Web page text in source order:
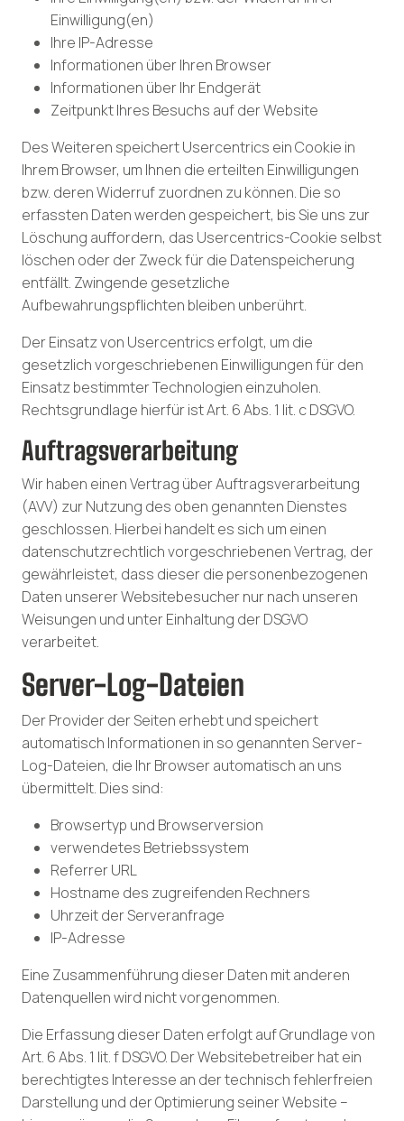
Einwilligung(en)
Ihre IP-Adresse
Informationen über Ihren Browser
Informationen über Ihr Endgerät
Zeitpunkt Ihres Besuchs auf der Website
Des Weiteren speichert Usercentrics ein Cookie in
Ihrem Browser, um Ihnen die erteilten Einwilligungen
bzw. deren Widerruf zuordnen zu können. Die so
erfassten Daten werden gespeichert, bis Sie uns zur
Löschung auffordern, das Usercentrics-Cookie selbst
löschen oder der Zweck für die Datenspeicherung
entfällt. Zwingende gesetzliche
Aufbewahrungspflichten bleiben unberührt.
Der Einsatz von Usercentrics erfolgt, um die
gesetzlich vorgeschriebenen Einwilligungen für den
Einsatz bestimmter Technologien einzuholen.
Rechtsgrundlage hierfür ist Art. 6 Abs. 1 lit. c DSGVO.
Auftragsverarbeitung
Wir haben einen Vertrag über Auftragsverarbeitung
(AVV) zur Nutzung des oben genannten Dienstes
geschlossen. Hierbei handelt es sich um einen
datenschutzrechtlich vorgeschriebenen Vertrag, der
gewährleistet, dass dieser die personenbezogenen
Daten unserer Websitebesucher nur nach unseren
Weisungen und unter Einhaltung der DSGVO
verarbeitet.
Server-Log-Dateien
Der Provider der Seiten erhebt und speichert
automatisch Informationen in so genannten Server-
Log-Dateien, die Ihr Browser automatisch an uns
übermittelt. Dies sind:
Browsertyp und Browserversion
verwendetes Betriebssystem
Referrer URL
Hostname des zugreifenden Rechners
Uhrzeit der Serveranfrage
IP-Adresse
Eine Zusammenführung dieser Daten mit anderen
Datenquellen wird nicht vorgenommen.
Die Erfassung dieser Daten erfolgt auf Grundlage von
Art. 6 Abs. 1 lit. f DSGVO. Der Websitebetreiber hat ein
berechtigtes Interesse an der technisch fehlerfreien
Darstellung und der Optimierung seiner Website –